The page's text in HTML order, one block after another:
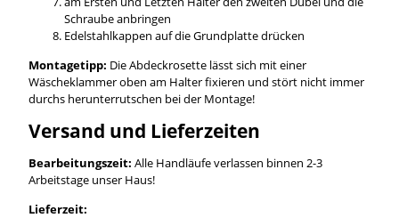
Schraube anbringen
Edelstahlkappen auf die Grundplatte drücken
Montagetipp: Die Abdeckrosette lässt sich mit einer
Wäscheklammer oben am Halter fixieren und stört nicht immer
durchs herunterrutschen bei der Montage!
Versand und Lieferzeiten
Bearbeitungszeit: Alle Handläufe verlassen binnen 2-3
Arbeitstage unser Haus!
Lieferzeit: